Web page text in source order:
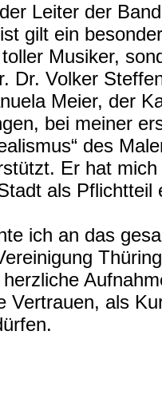
Leiter der
gilt ein
Musiker,
Dr. Volker
Meier, der
bei meiner
des
Er hat
als Pflichtteil
ich an das
Vertrauen, als